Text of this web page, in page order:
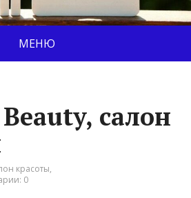
МЕНЮ
салон
красоты,
0